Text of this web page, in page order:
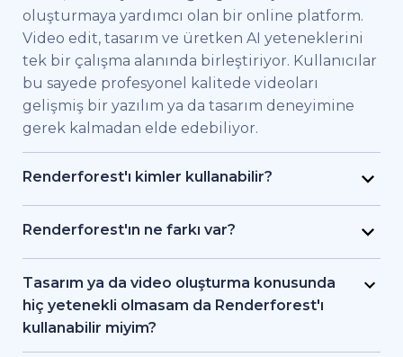
oluşturmaya yardımcı olan bir online platform.
Video edit, tasarım ve üretken AI yeteneklerini
tek bir çalışma alanında birleştiriyor. Kullanıcılar
bu sayede profesyonel kalitede videoları
gelişmiş bir yazılım ya da tasarım deneyimine
gerek kalmadan elde edebiliyor.
Renderforest'ı kimler kullanabilir?
Renderforest kaliteli videoları hızlıca elde etmek
isteyen bireysel kullanıcılar ve ekipler için
çalışan freelancer'lar ve içerik üreticileri
Renderforest sayesinde bir prodüksiyon ekibi
tutmadan markalı videolar, eğitici içerikler ya da
Renderforest'ın ne farkı var?
Renderforest çeşitli AI ve video üretim
modellerini aynı platformda bir araya getiriyor.
Kullanıcılar bu sayede yazıdan, stok
görüntülerden ya da AI araçlarıyla video ve
Tasarım ya da video oluşturma konusunda
hiç yetenekli olmasam da Renderforest'ı
kullanabilir miyim?
Evet. Renderforest 1.200'den fazla şablon, AI